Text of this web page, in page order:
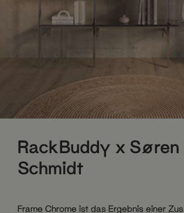
RackBuddy x Søren
Schmidt
Frame Chrome ist das Ergebnis einer